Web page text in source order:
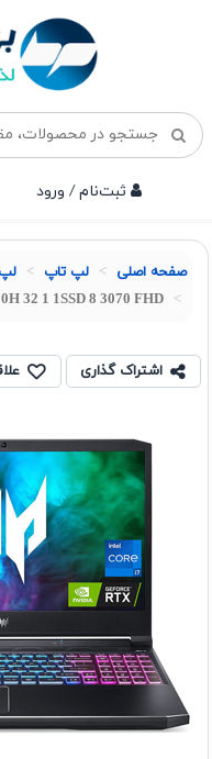
ثبت‌نام / ورود
صفحه اصلی لپ تاپ
32 1 1SSD 8 3070 FHD
اشتراک گذاری